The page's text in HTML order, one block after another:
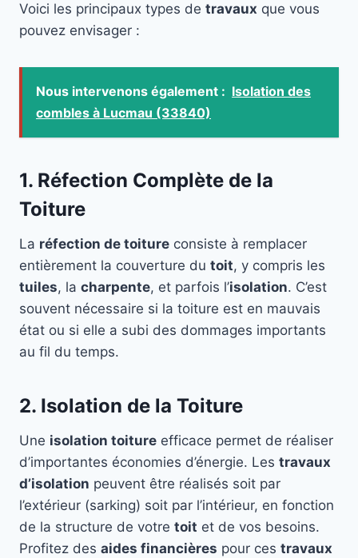
Voici les principaux types de travaux que vous
pouvez envisager :
Nous intervenons également : Isolation des
combles à Lucmau (33840)
1. Réfection Complète de la
Toiture
La réfection de toiture consiste à remplacer
entièrement la couverture du toit, y compris les
tuiles, la charpente, et parfois l’isolation. C’est
souvent nécessaire si la toiture est en mauvais
état ou si elle a subi des dommages importants
au fil du temps.
2. Isolation de la Toiture
Une isolation toiture efficace permet de réaliser
d’importantes économies d’énergie. Les travaux
d’isolation peuvent être réalisés soit par
l’extérieur (sarking) soit par l’intérieur, en fonction
de la structure de votre toit et de vos besoins.
Profitez des aides financières pour ces travaux